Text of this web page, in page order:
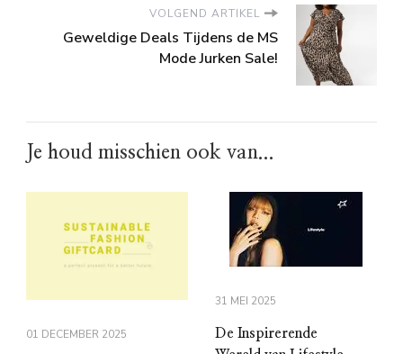
VOLGEND ARTIKEL
Geweldige Deals Tijdens de MS
Mode Jurken Sale!
Je houd misschien ook van...
01 DECEMBER 2025
31 MEI 2025
De Inspirerende